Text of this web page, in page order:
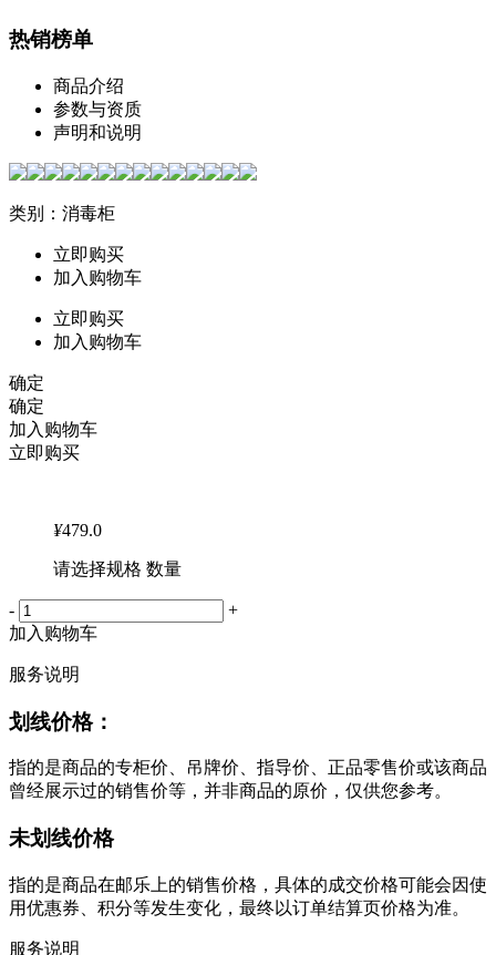
热销榜单
商品介绍
参数与资质
声明和说明
类别：消毒柜
立即购买
加入购物车
立即购买
加入购物车
确定
确定
加入购物车
立即购买
¥479.0
请选择规格 数量
-
+
加入购物车
服务说明
划线价格：
指的是商品的专柜价、吊牌价、指导价、正品零售价或该商品
曾经展示过的销售价等，并非商品的原价，仅供您参考。
未划线价格
指的是商品在邮乐上的销售价格，具体的成交价格可能会因使
用优惠券、积分等发生变化，最终以订单结算页价格为准。
服务说明